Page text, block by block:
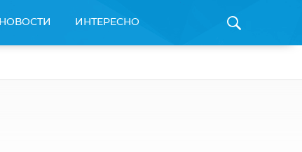
НОВОСТИ ИНТЕРЕСНО